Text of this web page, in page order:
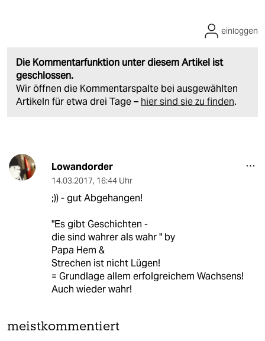
Die Kommentarfunktion unter diesem Artikel ist
geschlossen.
Wir öffnen die Kommentarspalte bei ausgewählten
Artikeln für etwa drei Tage – hier sind sie zu finden.
einloggen
Lowandorder
14.03.2017, 16:44 Uhr
;)) - gut Abgehangen!
"Es gibt Geschichten -
die sind wahrer als wahr " by
Papa Hem &
Strechen ist nicht Lügen!
= Grundlage allem erfolgreichem Wachsens!
Auch wieder wahr!
meistkommentiert